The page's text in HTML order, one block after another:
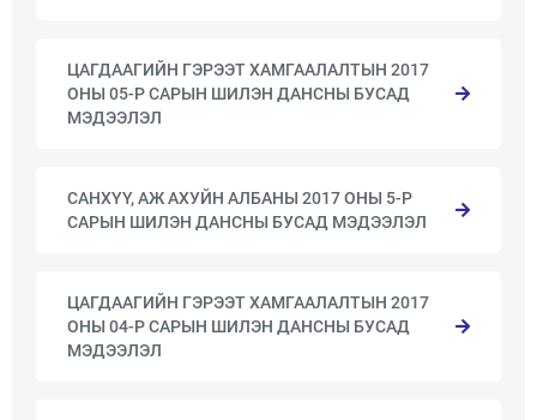
ЦАГДААГИЙН ГЭРЭЭТ ХАМГААЛАЛТЫН 2017
ОНЫ 05-Р САРЫН ШИЛЭН ДАНСНЫ БУСАД
МЭДЭЭЛЭЛ
САНХҮҮ, АЖ АХУЙН АЛБАНЫ 2017 ОНЫ 5-Р
САРЫН ШИЛЭН ДАНСНЫ БУСАД МЭДЭЭЛЭЛ
ЦАГДААГИЙН ГЭРЭЭТ ХАМГААЛАЛТЫН 2017
ОНЫ 04-Р САРЫН ШИЛЭН ДАНСНЫ БУСАД
МЭДЭЭЛЭЛ